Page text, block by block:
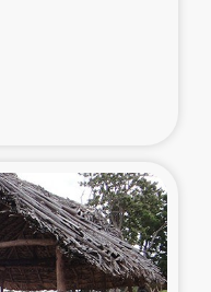
ン人への農業支援
者支援
活動